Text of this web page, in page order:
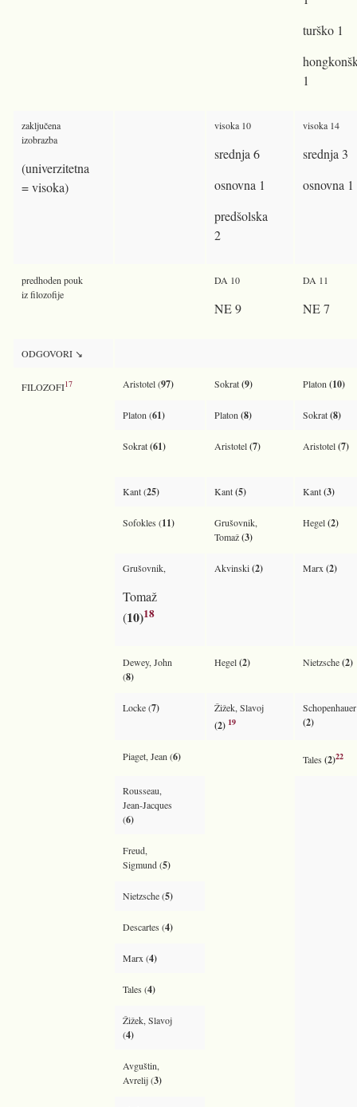
turško 1
1
zaključena
izobrazba
(univerzitetna
= visoka)
visoka 10
srednja 6
osnovna 1
predšolska
2
visoka 14
srednja 3
osnovna 1
predhoden pouk
iz filozofije
DA 10
NE 9
DA 11
NE 7
ODGOVORI ↘
FILOZOFI17 Aristotel (97) Sokrat(9) Platon (10)
Platon (61) Platon (8) Sokrat(8)
Sokrat(61) Aristotel(7) Aristotel(7)
Kant (25) Kant(5) Kant(3)
Sofokles (11)
Grušovnik,
Tomaž(3)
Hegel(2)
Grušovnik,
Tomaž
(10)18
Akvinski(2) Marx (2)
Dewey, John
(8)
Hegel(2) Nietzsche(2)
Locke (7) Žižek, Slavoj
(2) 19
Schopenhauer
(2)
Piaget, Jean (6) Tales (2)22
Rousseau,
Jean-Jacques
(6)
Freud,
Sigmund (5)
Nietzsche (5)
Descartes (4)
Marx (4)
Tales (4)
Žižek, Slavoj
(4)
Avguštin,
Avrelij (3)